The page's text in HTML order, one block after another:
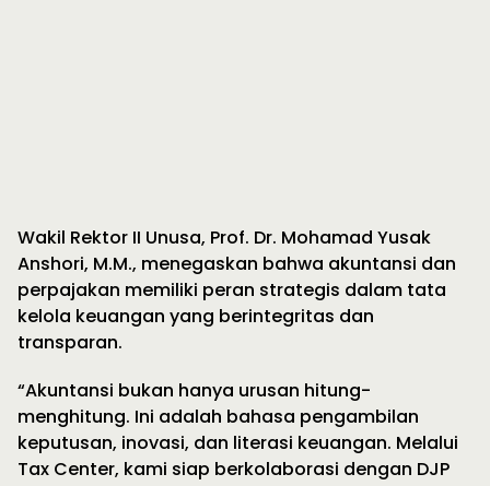
Wakil Rektor II Unusa, Prof. Dr. Mohamad Yusak
Anshori, M.M., menegaskan bahwa akuntansi dan
perpajakan memiliki peran strategis dalam tata
kelola keuangan yang berintegritas dan
transparan.
“Akuntansi bukan hanya urusan hitung-
menghitung. Ini adalah bahasa pengambilan
keputusan, inovasi, dan literasi keuangan. Melalui
Tax Center, kami siap berkolaborasi dengan DJP